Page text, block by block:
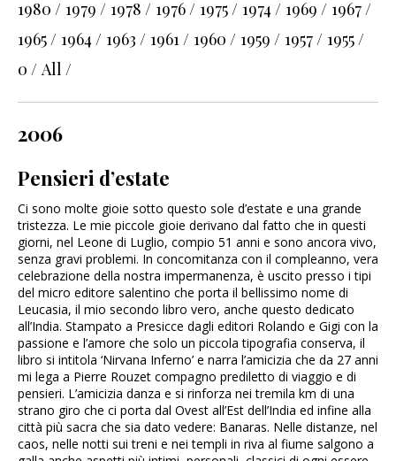
1980 / 1979 / 1978 / 1976 / 1975 / 1974 / 1969 / 1967 /
1965 / 1964 / 1963 / 1961 / 1960 / 1959 / 1957 / 1955 /
0 / All /
2006
Pensieri d’estate
Ci sono molte gioie sotto questo sole d’estate e una grande
tristezza. Le mie piccole gioie derivano dal fatto che in questi
giorni, nel Leone di Luglio, compio 51 anni e sono ancora vivo,
senza gravi problemi. In concomitanza con il compleanno, vera
celebrazione della nostra impermanenza, è uscito presso i tipi
del micro editore salentino che porta il bellissimo nome di
Leucasia, il mio secondo libro vero, anche questo dedicato
all’India. Stampato a Presicce dagli editori Rolando e Gigi con la
passione e l’amore che solo un piccola tipografia conserva, il
libro si intitola ‘Nirvana Inferno’ e narra l’amicizia che da 27 anni
mi lega a Pierre Rouzet compagno prediletto di viaggio e di
pensieri. L’amicizia danza e si rinforza nei tremila km di una
strano giro che ci porta dal Ovest all’Est dell’India ed infine alla
città più sacra che sia dato vedere: Banaras. Nelle distanze, nel
caos, nelle notti sui treni e nei templi in riva al fiume salgono a